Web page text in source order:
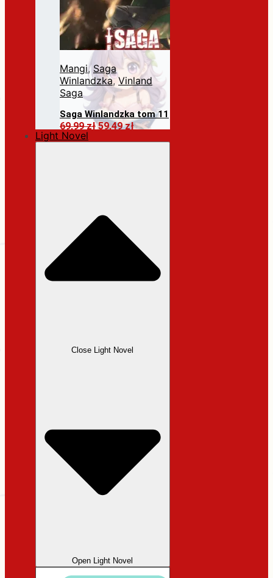
Mangi, Saga
Winlandzka, Vinland
Saga
Saga Winlandzka tom 11
69,99złPierwotna
59,49złAktualna
Dodaj do koszyka
Light Novel
Close Light Novel
Open Light Novel